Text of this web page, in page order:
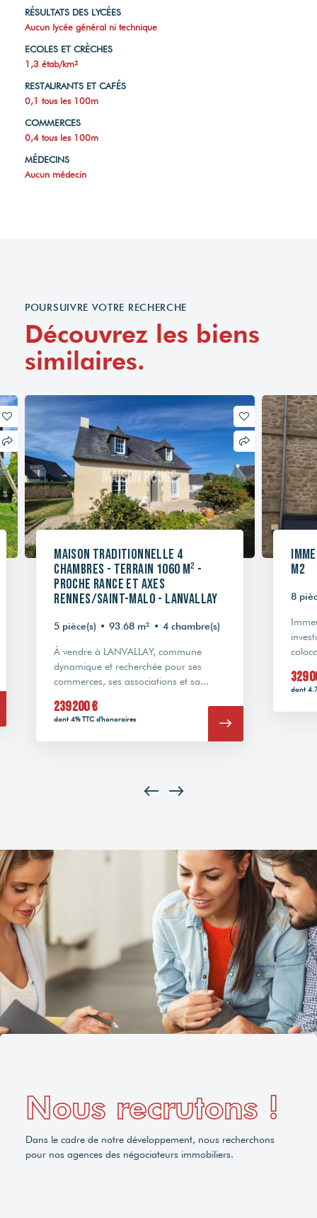
RÉSULTATS DES LYCÉES
Aucun lycée général ni technique
ECOLES ET CRÈCHES
1,3 étab/km²
RESTAURANTS ET CAFÉS
0,1 tous les 100m
COMMERCES
0,4 tous les 100m
MÉDECINS
Aucun médecin
POURSUIVRE VOTRE RECHERCHE
Découvrez les biens
similaires.
Maison traditionnelle 4
chambres - Terrain 1060 m² -
Proche Rance et axes
Rennes/Saint-Malo - Lanvallay
5 pièce(s) • 93.68 m² • 4 chambre(s)
À vendre à LANVALLAY, commune
dynamique et recherchée pour ses
commerces, ses associations et sa...
239 200 €
dont 4% TTC d'honoraires
m2
8
329
dont
Nous recrutons !
Dans le cadre de notre développement, nous recherchons
pour nos agences des négociateurs immobiliers.